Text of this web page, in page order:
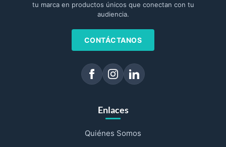
tu marca en productos únicos que conectan con tu
audiencia.
CONTÁCTANOS
Enlaces
Quiénes Somos